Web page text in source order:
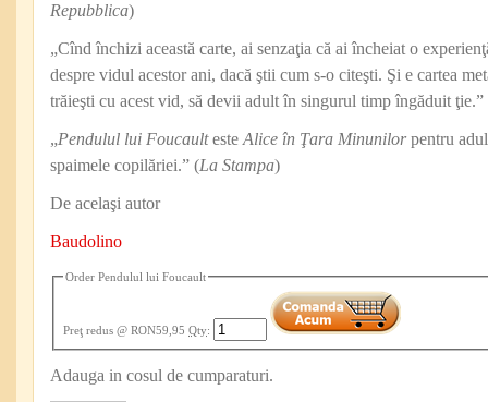
Repubblica)
„Cînd închizi această carte, ai senzaţia că ai încheiat o
despre vidul acestor ani, dacă ştii cum s-o citeşti. Şi e cartea
trăieşti cu acest vid, să devii adult în singurul timp îngăduit ţie.”
„Pendulul lui Foucaulteste Alice în Ţara Minunilorpentru
spaimele copilăriei.” (La Stampa)
De acelaşi autor
Baudolino
Order Pendulul lui Foucault
Preţ redus @ RON59,95 Qty:
Adauga in cosul de cumparaturi.